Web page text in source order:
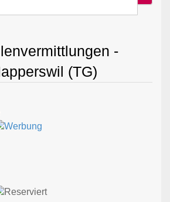
-
(TG)